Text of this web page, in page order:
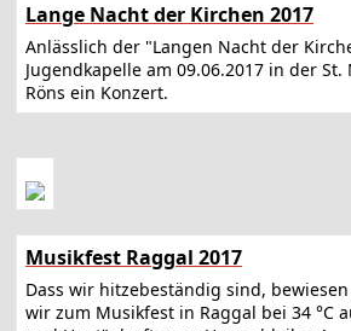
Lange Nacht der Kirchen 2017
Anlässlich der "Langen Nacht der
Jugendkapelle am 09.06.2017 in der
Röns ein Konzert.
Musikfest Raggal 2017
Dass wir hitzebeständig sind,
wir zum Musikfest in Raggal bei 34 °C